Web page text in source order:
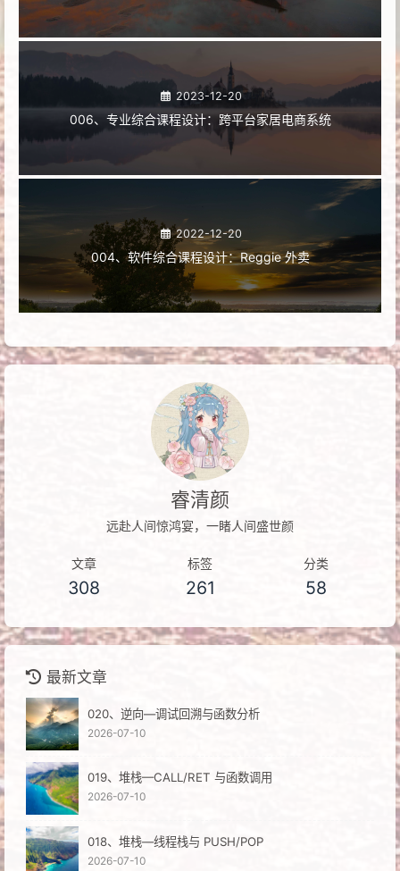
2023-12-20
006、专业综合课程设计：跨平台家居电商系统
2022-12-20
004、软件综合课程设计：Reggie 外卖
睿清颜
远赴人间惊鸿宴，一睹人间盛世颜
文章
308
标签
261
分类
58
最新文章
020、逆向—调试回溯与函数分析
2026-07-10
019、堆栈—CALL/RET 与函数调用
2026-07-10
018、堆栈—线程栈与 PUSH/POP
2026-07-10